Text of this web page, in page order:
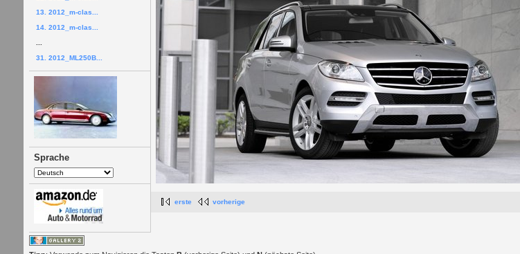
13. 2012_m-clas...
14. 2012_m-clas...
31. 2012_ML250B...
Sprache
erste vorherige